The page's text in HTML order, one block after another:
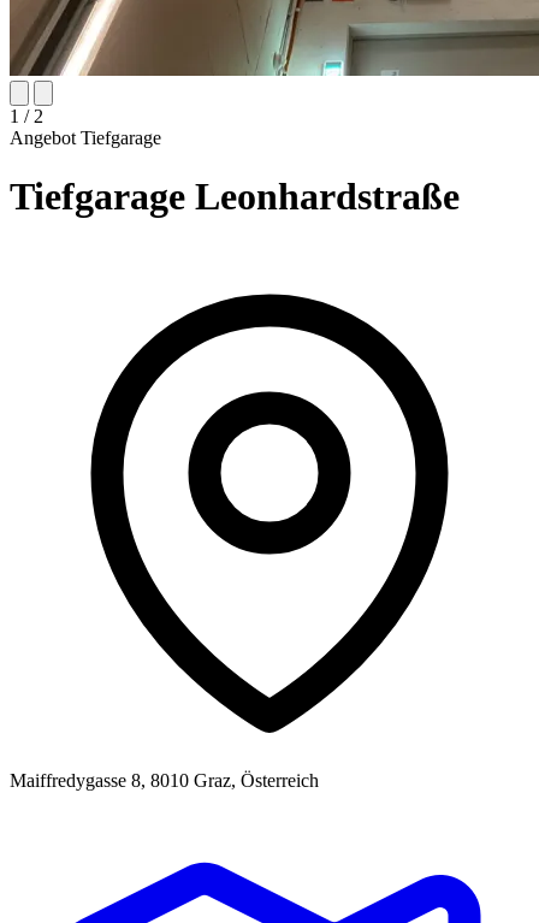
1 / 2
Angebot Tiefgarage
Tiefgarage Leonhardstraße
Maiffredygasse 8, 8010 Graz, Österreich